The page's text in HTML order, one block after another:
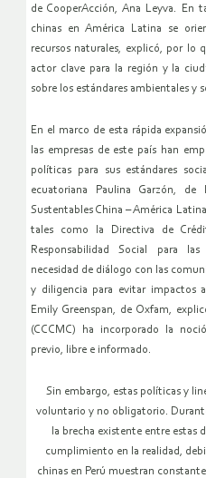
de CooperAcción, Ana Leyva. En
chinas en América Latina se
recursos naturales, explicó, por lo
actor clave para la región y la
sobre los estándares ambientales y
En el marco de esta rápida
las empresas de este país han
políticas para sus estándares
ecuatoriana Paulina Garzón,
Sustentables China – América
tales como la Directiva de
Responsabilidad Social para
necesidad de diálogo con las
y diligencia para evitar impactos
Emily Greenspan, de Oxfam,
(CCCMC) ha incorporado la
previo, libre e informado.
Sin embargo, estas políticas y
voluntario y no obligatorio.
la brecha existente entre estas
cumplimiento en la realidad,
chinas en Perú muestran